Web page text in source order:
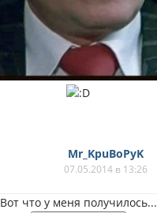
Mr_KpuBoPyK
07.05.2014 в 13:26
Вот что у меня получилось...